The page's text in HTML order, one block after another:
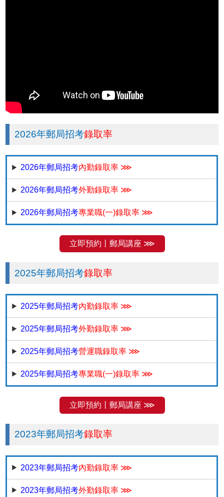
2026年郵局招考錄取率
2026年郵局招考內勤錄取率 ⋙
2026年郵局招考外勤錄取率 ⋙
2026年郵局招考專業職(一)錄取率 ⋙
立即預約丨郵局講座 ⋙
2025年郵局招考錄取率
2025年郵局招考內勤錄取率 ⋙
2025年郵局招考外勤錄取率 ⋙
2025年郵局招考營運職錄取率 ⋙
2025年郵局招考專業職(一)錄取率 ⋙
立即預約丨郵局講座 ⋙
2023年郵局招考錄取率
2023年郵局招考內勤錄取率 ⋙
2023年郵局招考外勤錄取率 ⋙